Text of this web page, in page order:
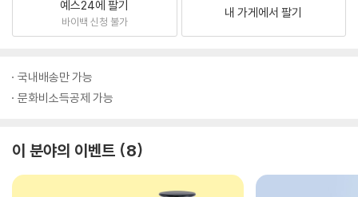
예스24에 팔기
바이백 신청 불가
내 가게에서 팔기
국내배송만 가능
문화비소득공제 가능
이 분야의 이벤트 8